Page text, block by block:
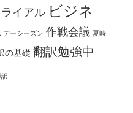
ライアル ビジネ
デーシーズン 作戦会議 夏時
の基礎 翻訳勉強中
訳